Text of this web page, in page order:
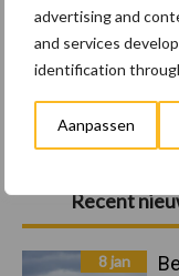
advertising and
and services
identification
Aanpassen
Primaire
Sidebar
Recent
8 jan